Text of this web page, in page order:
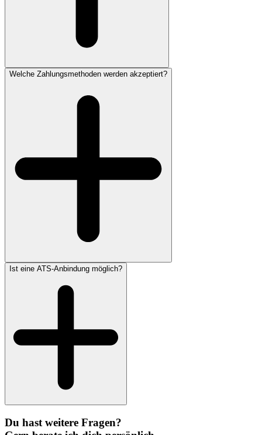
Welche Zahlungsmethoden werden akzeptiert?
Ist eine ATS-Anbindung möglich?
Du hast weitere Fragen?